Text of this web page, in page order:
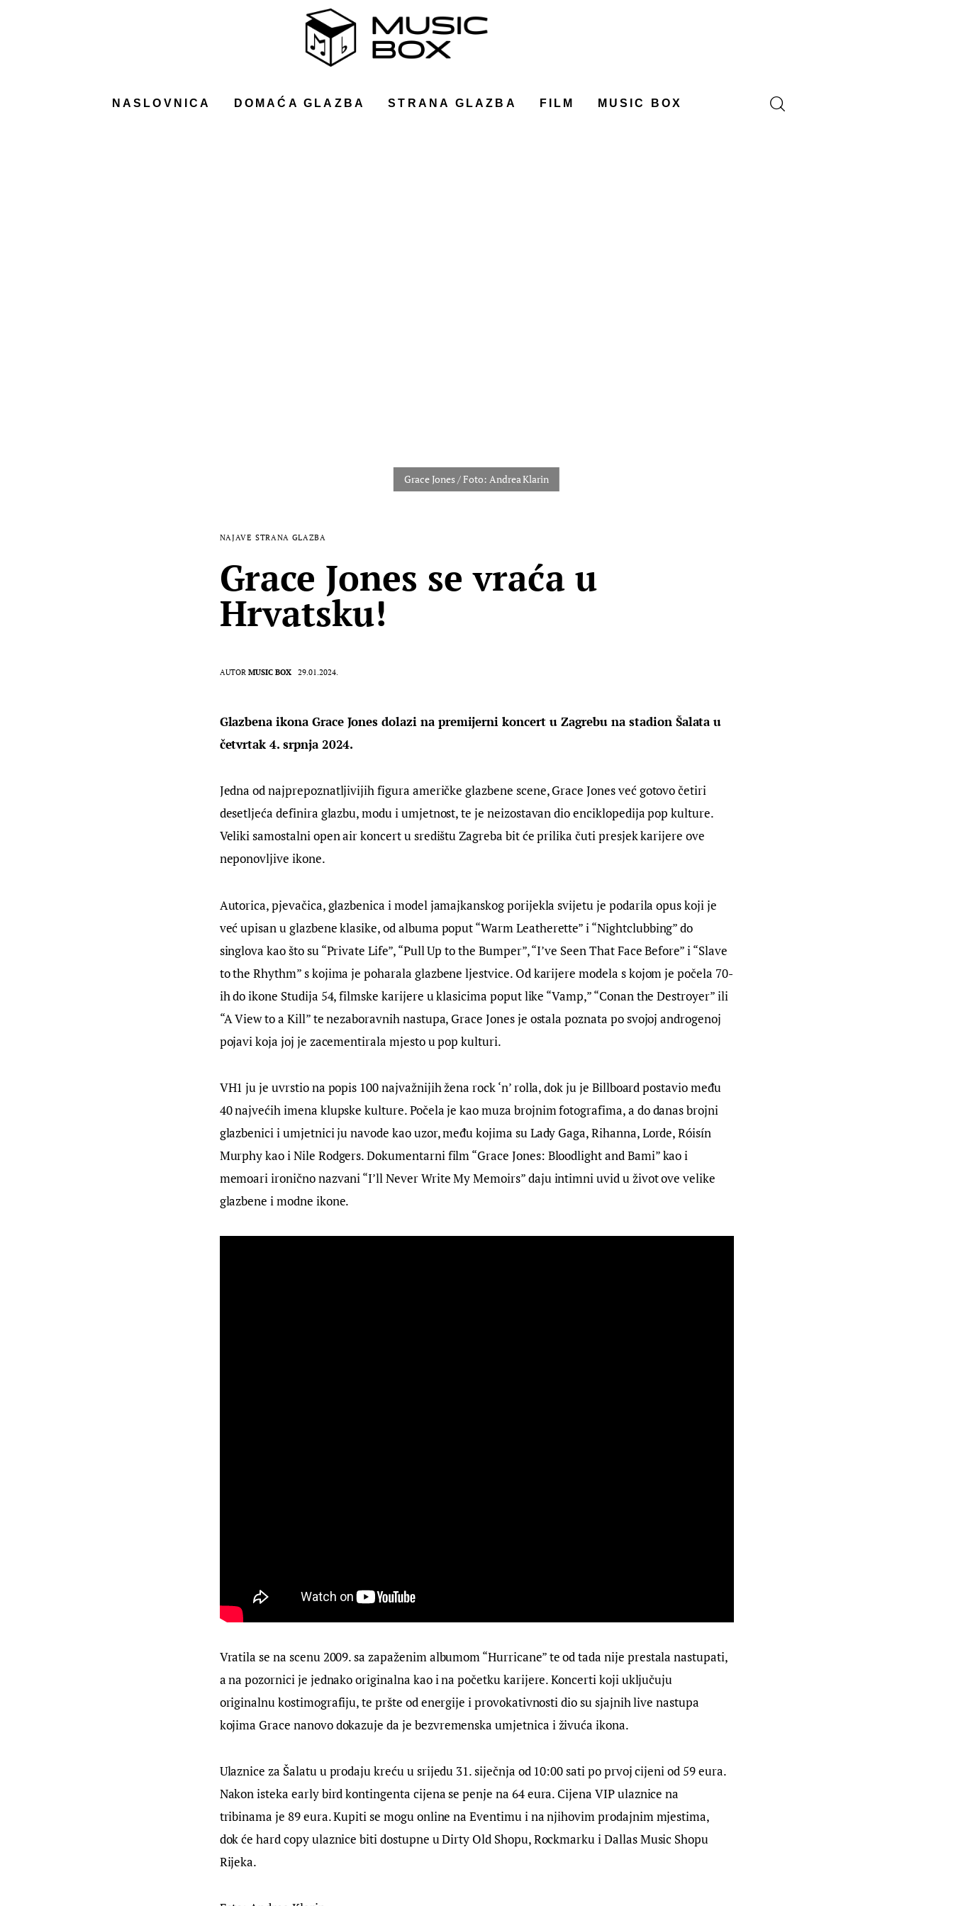
NASLOVNICA DOMAĆA GLAZBA STRANA GLAZBA FILM MUSIC BOX
NAJAVE STRANA GLAZBA
Grace Jones se vraća u
Hrvatsku!
AUTOR MUSIC BOX 29.01.2024.
Glazbena ikona Grace Jones dolazi na premijerni koncert u Zagrebu na stadion Šalata u
četvrtak 4. srpnja 2024.
Jedna od najprepoznatljivijih figura američke glazbene scene, Grace Jones već gotovo četiri
desetljeća definira glazbu, modu i umjetnost, te je neizostavan dio enciklopedija pop kulture.
Veliki samostalni open air koncert u središtu Zagreba bit će prilika čuti presjek karijere ove
neponovljive ikone.
Autorica, pjevačica, glazbenica i model jamajkanskog porijekla svijetu je podarila opus koji je
već upisan u glazbene klasike, od albuma poput “Warm Leatherette” i “Nightclubbing” do
singlova kao što su “Private Life”, “Pull Up to the Bumper”, “I’ve Seen That Face Before” i “Slave
to the Rhythm” s kojima je poharala glazbene ljestvice. Od karijere modela s kojom je počela 70-
ih do ikone Studija 54, filmske karijere u klasicima poput like “Vamp,” “Conan the Destroyer” ili
“A View to a Kill” te nezaboravnih nastupa, Grace Jones je ostala poznata po svojoj androgenoj
pojavi koja joj je zacementirala mjesto u pop kulturi.
VH1 ju je uvrstio na popis 100 najvažnijih žena rock ‘n’ rolla, dok ju je Billboard postavio među
40 najvećih imena klupske kulture. Počela je kao muza brojnim fotografima, a do danas brojni
glazbenici i umjetnici ju navode kao uzor, među kojima su Lady Gaga, Rihanna, Lorde, Róisín
Murphy kao i Nile Rodgers. Dokumentarni film “Grace Jones: Bloodlight and Bami” kao i
memoari ironično nazvani “I’ll Never Write My Memoirs” daju intimni uvid u život ove velike
glazbene i modne ikone.
Vratila se na scenu 2009. sa zapaženim albumom “Hurricane” te od tada nije prestala nastupati,
a na pozornici je jednako originalna kao i na početku karijere. Koncerti koji uključuju
originalnu kostimografiju, te pršte od energije i provokativnosti dio su sjajnih live nastupa
kojima Grace nanovo dokazuje da je bezvremenska umjetnica i živuća ikona.
Ulaznice za Šalatu u prodaju kreću u srijedu 31. siječnja od 10:00 sati po prvoj cijeni od 59 eura.
Nakon isteka early bird kontingenta cijena se penje na 64 eura. Cijena VIP ulaznice na
tribinama je 89 eura. Kupiti se mogu online na Eventimu i na njihovim prodajnim mjestima,
dok će hard copy ulaznice biti dostupne u Dirty Old Shopu, Rockmarku i Dallas Music Shopu
Rijeka.